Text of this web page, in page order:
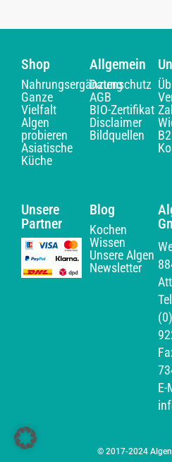
Shop
Nahrungsergänzung
Ganze
Vielfalt
Algen
probieren
Asiatische
Küche
Allgemein
Datenschutz
AGB
BIO-Zertifikat
Disclaimer
Bildquellen
Unsere
Partner
Blog
Kochen
Wissen
Unsere Algen
Newsletter
E-
© 2017-2024